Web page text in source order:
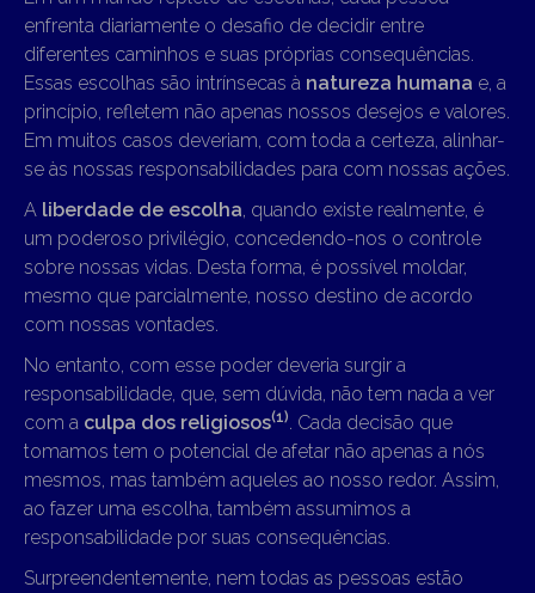
enfrenta diariamente o desafio de decidir entre
diferentes caminhos e suas próprias consequências.
Essas escolhas são intrínsecas à natureza humana e, a
princípio, refletem não apenas nossos desejos e valores.
Em muitos casos deveriam, com toda a certeza, alinhar-
se às nossas responsabilidades para com nossas ações.
A liberdade de escolha , quando existe realmente, é
um poderoso privilégio, concedendo-nos o controle
sobre nossas vidas. Desta forma, é possível moldar,
mesmo que parcialmente, nosso destino de acordo
com nossas vontades.
No entanto, com esse poder deveria surgir a
responsabilidade, que, sem dúvida, não tem nada a ver
com a culpa dos religiosos(1)
. Cada decisão que
tomamos tem o potencial de afetar não apenas a nós
mesmos, mas também aqueles ao nosso redor. Assim,
ao fazer uma escolha, também assumimos a
responsabilidade por suas consequências.
Surpreendentemente, nem todas as pessoas estão